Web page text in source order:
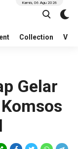
Collection
Kamis, 06 Agu 2026
Gelar